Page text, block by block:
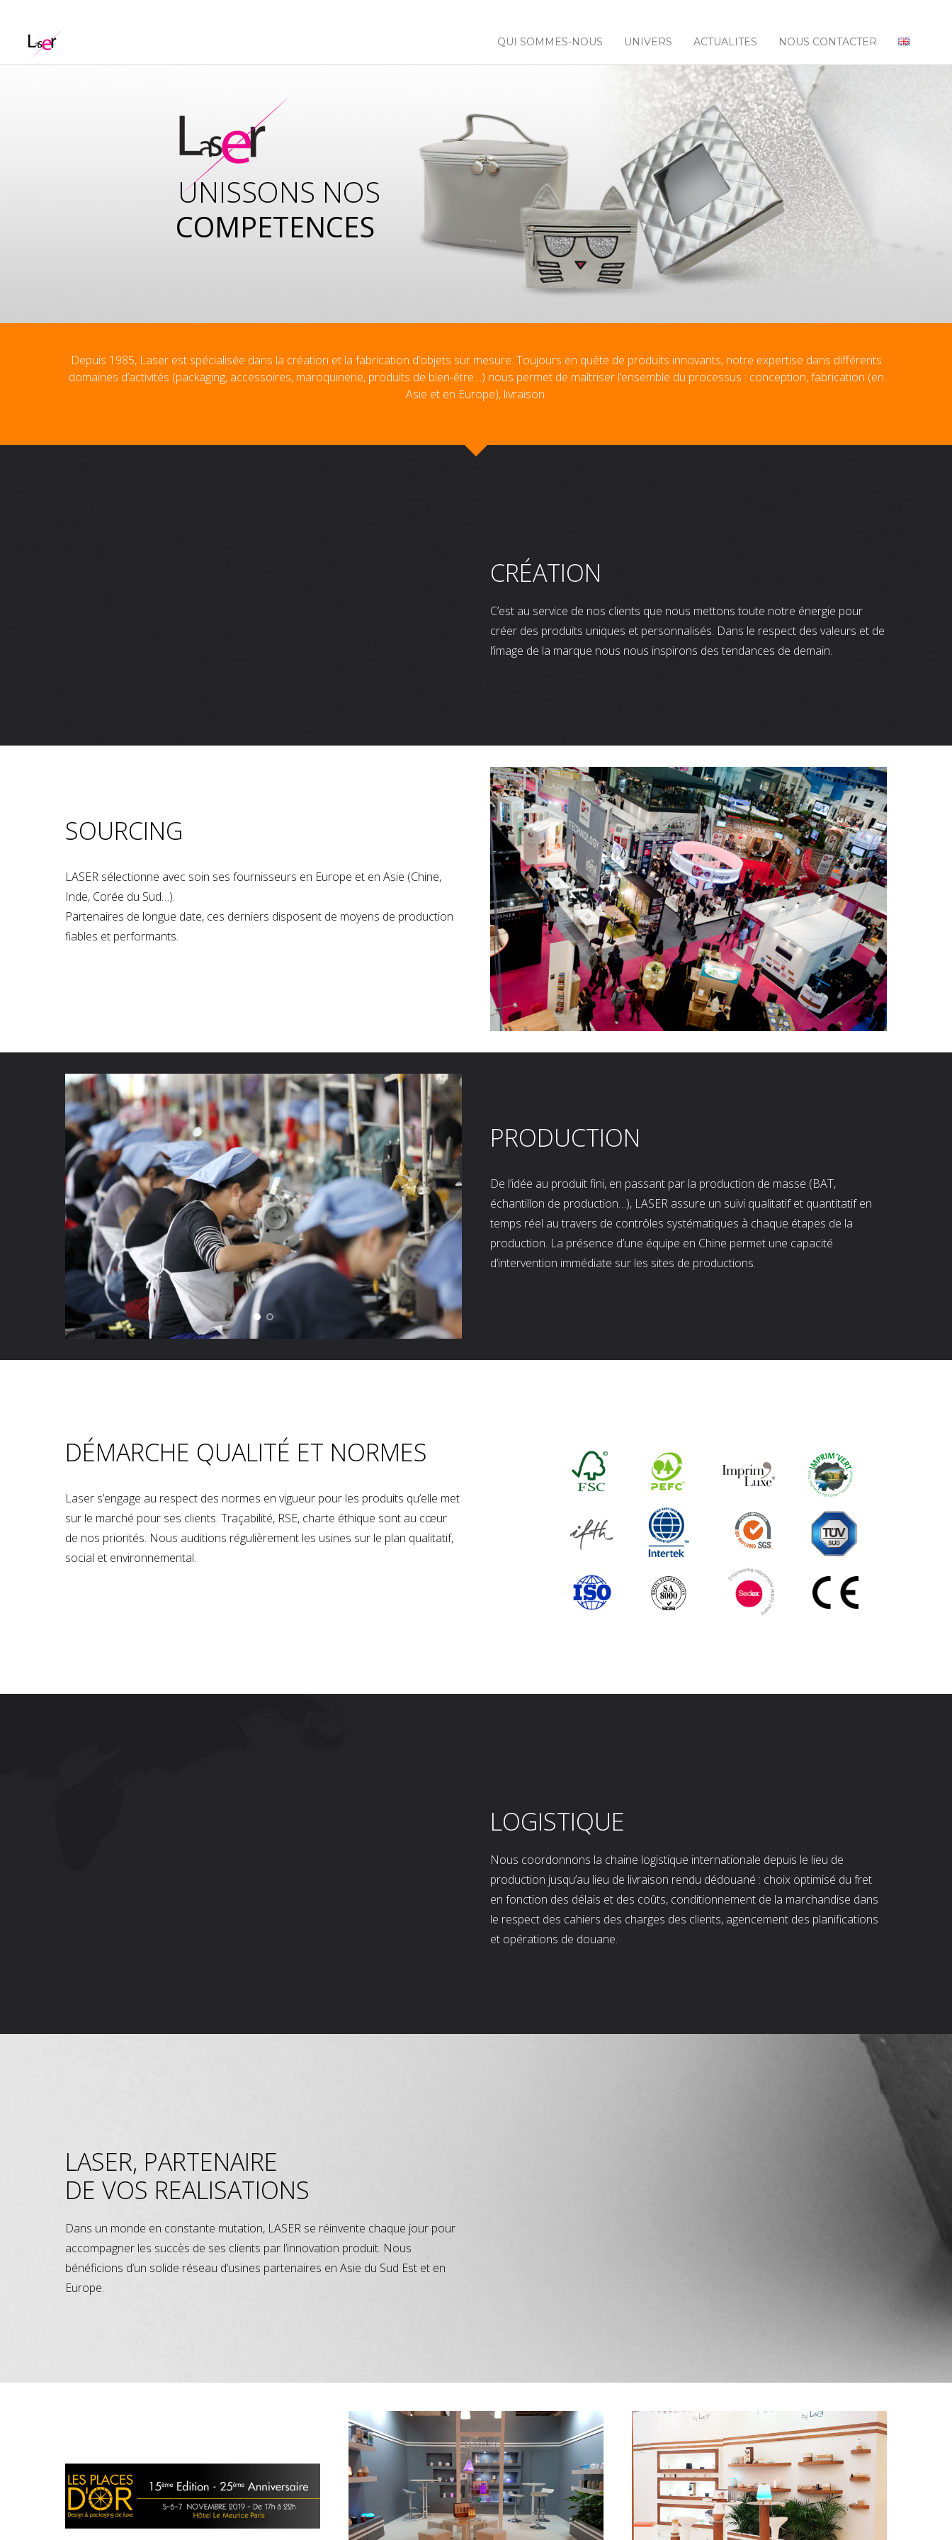
QUI SOMMES-NOUS UNIVERS ACTUALITES NOUS CONTACTER
COMPETENCES
UNISSONS NOS
Depuis 1985, Laser est spécialisée dans la création et la fabrication d’objets sur mesure. Toujours en quête de produits innovants, notre expertise dans différents
domaines d’activités (packaging, accessoires, maroquinerie, produits de bien-être…) nous permet de maîtriser l’ensemble du processus : conception, fabrication (en
Asie et en Europe), livraison.
CRÉATION
C’est au service de nos clients que nous mettons toute notre énergie pour
créer des produits uniques et personnalisés. Dans le respect des valeurs et de
l’image de la marque nous nous inspirons des tendances de demain.
SOURCING
LASER sélectionne avec soin ses fournisseurs en Europe et en Asie (Chine,
Inde, Corée du Sud…).
Partenaires de longue date, ces derniers disposent de moyens de production
fiables et performants.
PRODUCTION
De l’idée au produit fini, en passant par la production de masse (BAT,
échantillon de production…), LASER assure un suivi qualitatif et quantitatif en
temps réel au travers de contrôles systématiques à chaque étapes de la
production. La présence d’une équipe en Chine permet une capacité
d’intervention immédiate sur les sites de productions.
DÉMARCHE QUALITÉ ET NORMES
Laser s’engage au respect des normes en vigueur pour les produits qu’elle met
sur le marché pour ses clients. Traçabilité, RSE, charte éthique sont au cœur
de nos priorités. Nous auditions régulièrement les usines sur le plan qualitatif,
social et environnemental.
LOGISTIQUE
Nous coordonnons la chaine logistique internationale depuis le lieu de
production jusqu’au lieu de livraison rendu dédouané : choix optimisé du fret
en fonction des délais et des coûts, conditionnement de la marchandise dans
le respect des cahiers des charges des clients, agencement des planifications
et opérations de douane.
LASER, PARTENAIRE
DE VOS REALISATIONS
Dans un monde en constante mutation, LASER se réinvente chaque jour pour
accompagner les succès de ses clients par l’innovation produit. Nous
bénéficions d’un solide réseau d’usines partenaires en Asie du Sud Est et en
Europe.